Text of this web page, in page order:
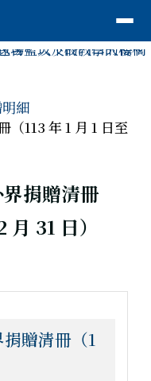
細
（113 年 1 月 1 日至
捐贈清冊
月 31 日）
贈清冊（1